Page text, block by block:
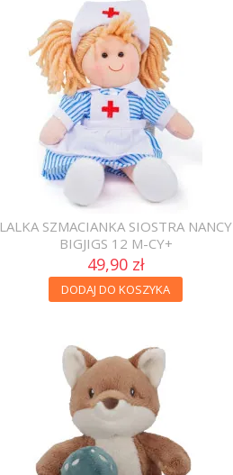
LALKA SZMACIANKA SIOSTRA NANCY
BIGJIGS 12 M-CY+
49,90 zł
DODAJ DO KOSZYKA